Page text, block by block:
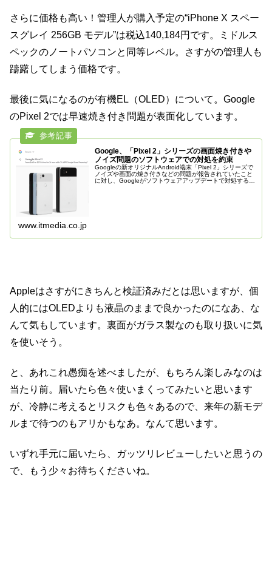
さらに価格も高い！管理人が購入予定の“iPhone X スペー
スグレイ 256GB モデル”は税込140,184円です。ミドルス
ペックのノートパソコンと同等レベル。さすがの管理人も
躊躇してしまう価格です。
最後に気になるのが有機EL（OLED）について。Google
のPixel 2では早速焼き付き問題が表面化しています。
Google、「Pixel 2」シリーズの画面焼き付きや
ノイズ問題のソフトウェアでの対処を約束
Googleの新オリジナルAndroid端末「Pixel 2」シリーズで
ノイズや画面の焼き付きなどの問題が報告されていたこと
に対し、Googleがソフトウェアアップデートで対処すると
www.itmedia.co.jp
Appleはさすがにきちんと検証済みだとは思いますが、個
人的にはOLEDよりも液晶のままで良かったのになあ、な
んて気もしています。裏面がガラス製なのも取り扱いに気
を使いそう。
と、あれこれ愚痴を述べましたが、もちろん楽しみなのは
当たり前。届いたら色々使いまくってみたいと思います
が、冷静に考えるとリスクも色々あるので、来年の新モデ
ルまで待つのもアリかもなあ。なんて思います。
いずれ手元に届いたら、ガッツリレビューしたいと思うの
で、もう少々お待ちくださいね。